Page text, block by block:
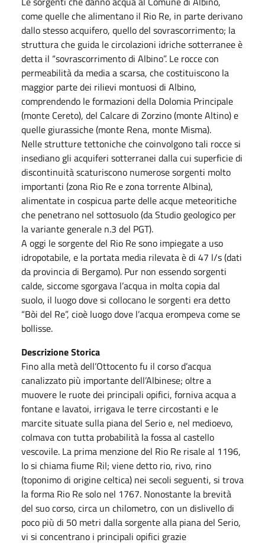
come quelle che alimentano il Rio Re, in parte derivano
dallo stesso acquifero, quello del sovrascorrimento; la
struttura che guida le circolazioni idriche sotterranee è
detta il “sovrascorrimento di Albino”. Le rocce con
permeabilità da media a scarsa, che costituiscono la
maggior parte dei rilievi montuosi di Albino,
comprendendo le formazioni della Dolomia Principale
(monte Cereto), del Calcare di Zorzino (monte Altino) e
quelle giurassiche (monte Rena, monte Misma).
Nelle strutture tettoniche che coinvolgono tali rocce si
insediano gli acquiferi sotterranei dalla cui superficie di
discontinuità scaturiscono numerose sorgenti molto
importanti (zona Rio Re e zona torrente Albina),
alimentate in cospicua parte delle acque meteoritiche
che penetrano nel sottosuolo (da Studio geologico per
la variante generale n.3 del PGT).
A oggi le sorgente del Rio Re sono impiegate a uso
idropotabile, e la portata media rilevata è di 47 l/s (dati
da provincia di Bergamo). Pur non essendo sorgenti
calde, siccome sgorgava l’acqua in molta copia dal
suolo, il luogo dove si collocano le sorgenti era detto
“Bòi del Re”, cioè luogo dove l’acqua erompeva come se
bollisse.
Descrizione Storica
Fino alla metà dell’Ottocento fu il corso d’acqua
canalizzato più importante dell’Albinese; oltre a
muovere le ruote dei principali opifici, forniva acqua a
fontane e lavatoi, irrigava le terre circostanti e le
marcite situate sulla piana del Serio e, nel medioevo,
colmava con tutta probabilità la fossa al castello
vescovile. La prima menzione del Rio Re risale al 1196,
lo si chiama fiume Ril; viene detto rio, rivo, rino
(toponimo di origine celtica) nei secoli seguenti, si trova
la forma Rio Re solo nel 1767. Nonostante la brevità
del suo corso, circa un chilometro, con un dislivello di
poco più di 50 metri dalla sorgente alla piana del Serio,
vi si concentrano i principali opifici grazie